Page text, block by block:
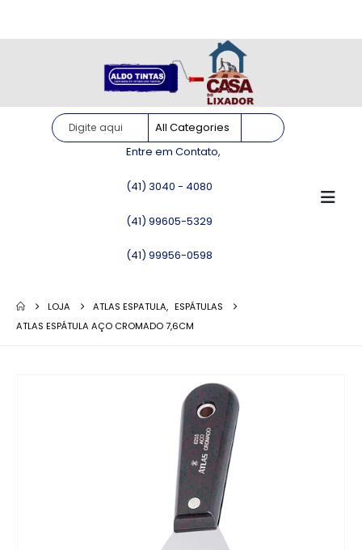
Entre em Contato,
(41) 3040 - 4080
(41) 99605-5329
(41) 99956-0598
LOJA ATLAS ESPATULA, ESPÁTULAS
ATLAS ESPÁTULA AÇO CROMADO 7,6CM